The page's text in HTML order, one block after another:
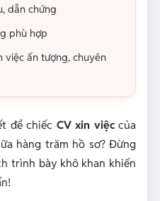
dẫn chứng
phù hợp
việc ấn tượng, chuyên
để chiếc CV xin việccủa
hàng trăm hồ sơ? Đừng
trình bày khô khan khiến